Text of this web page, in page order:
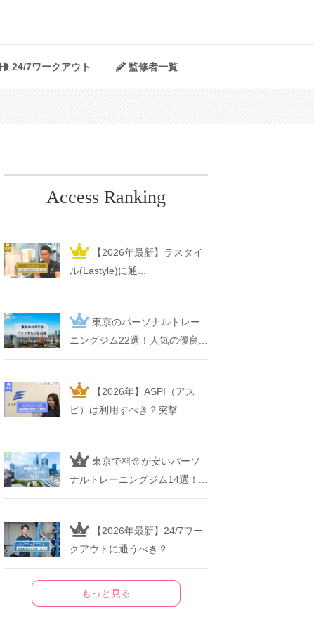
24/7ワークアウト 監修者一覧
Access Ranking
【2026年最新】ラスタイ
ル(Lastyle)に通...
東京のパーソナルトレー
ニングジム22選！人気の優良...
【2026年】ASPI（アス
ピ）は利用すべき？突撃...
東京で料金が安いパーソ
ナルトレーニングジム14選！...
【2026年最新】24/7ワー
クアウトに通うべき？...
もっと見る